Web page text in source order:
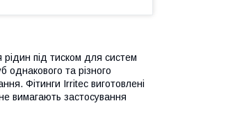
рідин під тиском для систем
однакового та різного
Фітинги Irritec виготовлені
вимагають застосування